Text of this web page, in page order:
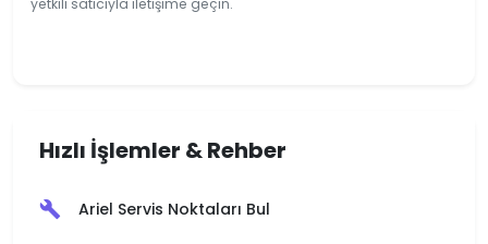
Hızlı İşlemler & Rehber
build Ariel Servis Noktaları Bul